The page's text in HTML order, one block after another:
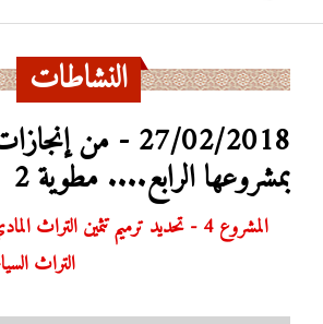
النشاطات
27/02/2018 - من
بمشروعها الرابع.... مطوية 2
المشروع 4 - تحديد ترميم تثمين
التراث